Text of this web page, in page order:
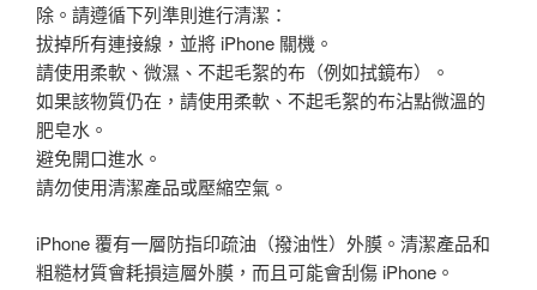
除。請遵循下列準則進行清潔：
拔掉所有連接線，並將 iPhone 關機。
請使用柔軟、微濕、不起毛絮的布（例如拭鏡布）。
如果該物質仍在，請使用柔軟、不起毛絮的布沾點微溫的
肥皂水。
避免開口進水。
請勿使用清潔產品或壓縮空氣。
iPhone 覆有一層防指印疏油（撥油性）外膜。清潔產品和
粗糙材質會耗損這層外膜，而且可能會刮傷 iPhone。